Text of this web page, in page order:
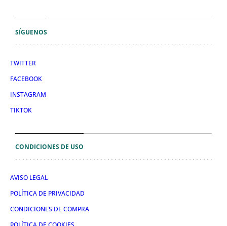
SÍGUENOS
TWITTER
FACEBOOK
INSTAGRAM
TIKTOK
CONDICIONES DE USO
AVISO LEGAL
POLÍTICA DE PRIVACIDAD
CONDICIONES DE COMPRA